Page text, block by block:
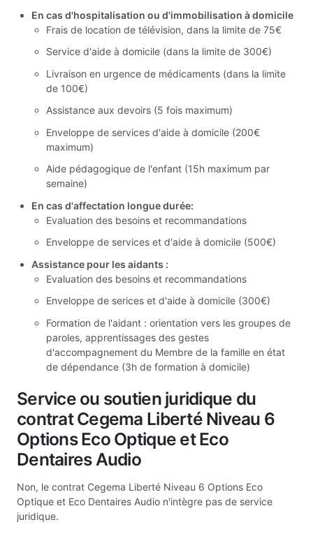
En cas d'hospitalisation ou d'immobilisation à domicile
Frais de location de télévision, dans la limite de 75€
Service d'aide à domicile (dans la limite de 300€)
Livraison en urgence de médicaments (dans la limite
de 100€)
Assistance aux devoirs (5 fois maximum)
Enveloppe de services d'aide à domicile (200€
maximum)
Aide pédagogique de l'enfant (15h maximum par
semaine)
En cas d'affectation longue durée:
Evaluation des besoins et recommandations
Enveloppe de services et d'aide à domicile (500€)
Assistance pour les aidants :
Evaluation des besoins et recommandations
Enveloppe de serices et d'aide à domicile (300€)
Formation de l'aidant : orientation vers les groupes de
paroles, apprentissages des gestes
d'accompagnement du Membre de la famille en état
de dépendance (3h de formation à domicile)
Service ou soutien juridique du
contrat Cegema Liberté Niveau 6
Options Eco Optique et Eco
Dentaires Audio
Non, le contrat Cegema Liberté Niveau 6 Options Eco
Optique et Eco Dentaires Audio n'intègre pas de service
juridique.